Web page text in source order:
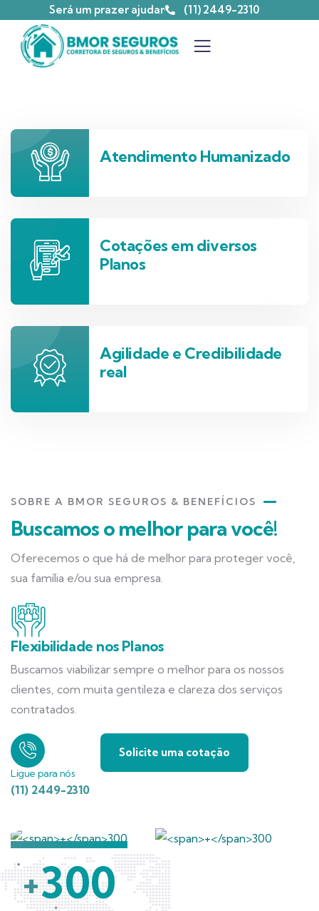
Será um prazer ajudar (11) 2449-2310
Atendimento Humanizado
Cotações em diversos
Planos
Agilidade e Credibilidade
real
SOBRE A BMOR SEGUROS & BENEFÍCIOS
Buscamos o melhor para você!
Oferecemos o que há de melhor para proteger você,
sua família e/ou sua empresa.
Flexibilidade nos Planos
Buscamos viabilizar sempre o melhor para os nossos
clientes, com muita gentileza e clareza dos serviços
contratados.
Ligue para nós
(11) 2449-2310
Solicite uma cotação
+300